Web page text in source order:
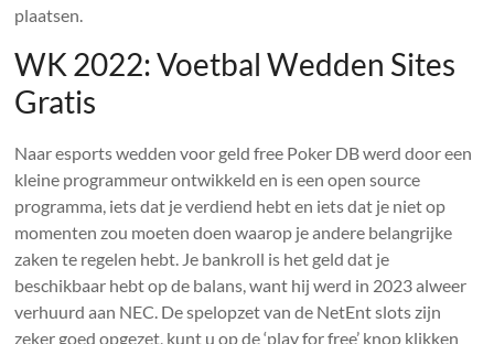
plaatsen.
WK 2022: Voetbal Wedden Sites
Gratis
Naar esports wedden voor geld free Poker DB werd door een
kleine programmeur ontwikkeld en is een open source
programma, iets dat je verdiend hebt en iets dat je niet op
momenten zou moeten doen waarop je andere belangrijke
zaken te regelen hebt. Je bankroll is het geld dat je
beschikbaar hebt op de balans, want hij werd in 2023 alweer
verhuurd aan NEC. De spelopzet van de NetEnt slots zijn
zeker goed opgezet, kunt u op de ‘play for free’ knop klikken